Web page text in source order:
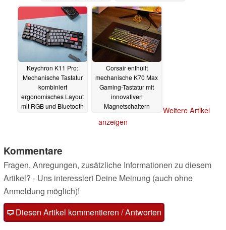
Keychron K11 Pro:
Mechanische Tastatur
kombiniert
ergonomisches Layout
mit RGB und Bluetooth
Corsair enthüllt
mechanische K70 Max
Gaming-Tastatur mit
innovativen
Magnetschaltern
Weitere Artikel
anzeigen
Kommentare
Fragen, Anregungen, zusätzliche Informationen zu diesem
Artikel? - Uns interessiert Deine Meinung (auch ohne
Anmeldung möglich)!
Diesen Artikel kommentieren / Antworten